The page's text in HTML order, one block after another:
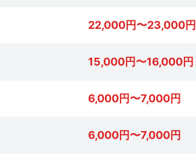
22,000円〜23,000円
15,000円〜16,000円
6,000円〜7,000円
6,000円〜7,000円